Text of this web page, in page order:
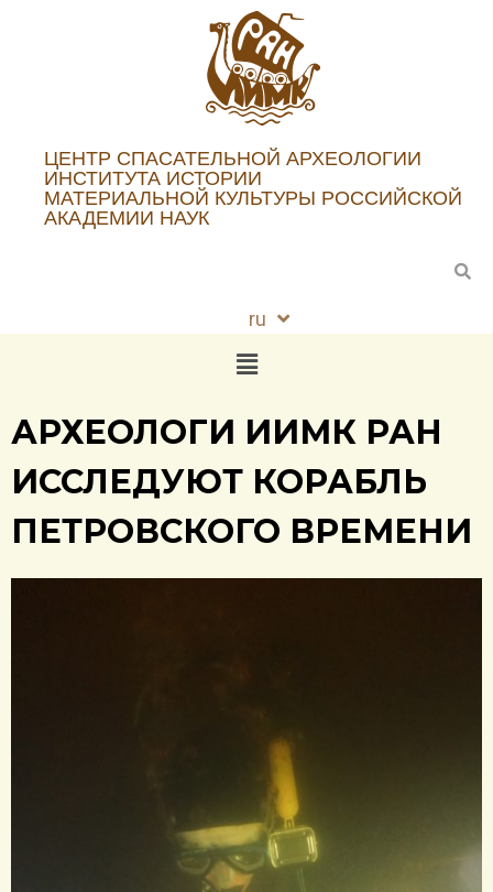
ЦЕНТР СПАСАТЕЛЬНОЙ АРХЕОЛОГИИ
ИНСТИТУТА ИСТОРИИ
МАТЕРИАЛЬНОЙ КУЛЬТУРЫ РОССИЙСКОЙ
АКАДЕМИИ НАУК
ru
en
АРХЕОЛОГИ ИИМК РАН
ИССЛЕДУЮТ КОРАБЛЬ
ПЕТРОВСКОГО ВРЕМЕНИ